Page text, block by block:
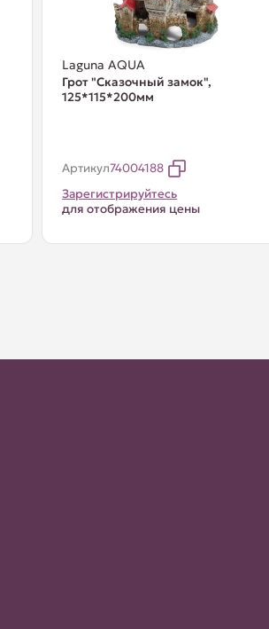
Laguna AQUA
Грот "Сказочный замок",
125*115*200мм
Артикул74004188
Зарегистрируйтесь
для отображения цены